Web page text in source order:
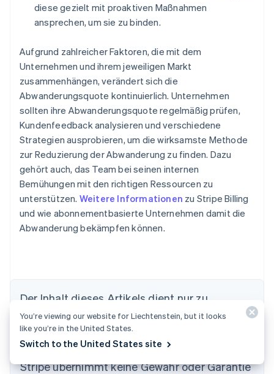
diese gezielt mit proaktiven Maßnahmen
ansprechen, um sie zu binden.
Aufgrund zahlreicher Faktoren, die mit dem
Unternehmen und ihrem jeweiligen Markt
zusammenhängen, verändert sich die
Abwanderungsquote kontinuierlich. Unternehmen
sollten ihre Abwanderungsquote regelmäßig prüfen,
Kundenfeedback analysieren und verschiedene
Strategien ausprobieren, um die wirksamste Methode
zur Reduzierung der Abwanderung zu finden. Dazu
gehört auch, das Team bei seinen internen
Bemühungen mit den richtigen Ressourcen zu
unterstützen. Weitere Informationen zu Stripe Billing
und wie abonnementbasierte Unternehmen damit die
Abwanderung bekämpfen können.
Der Inhalt dieses Artikels dient nur zu
allgemeinen Informations- und
Bildungszwecken und sollte nicht als Rechts-
oder Steuerberatung interpretiert werden.
Stripe übernimmt keine Gewähr oder Garantie
Australien
English
NederlandsFrançaisDeutschEnglish
You’re viewing our website for Liechtenstein, but it looks
like you’re in the United States.
Switch to the United States site